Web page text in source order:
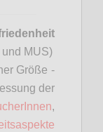
MUS)
Größe -
der
,